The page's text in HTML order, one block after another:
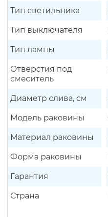
Тип светильника
Тип выключателя
Тип лампы
Отверстия под
смеситель
Диаметр слива, см
Модель раковины
Материал раковины
Форма раковины
Гарантия
Страна